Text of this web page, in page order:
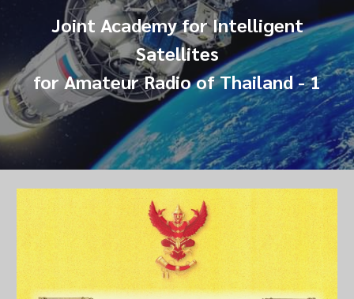
Joint Academy for Intelligent
Satellites
for Amateur Radio of Thailand- 1